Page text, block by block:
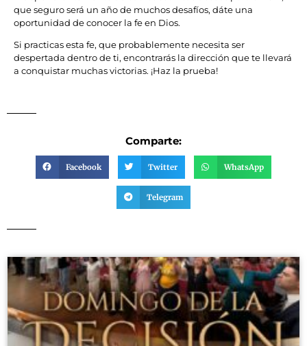
que seguro será un año de muchos desafíos, dáte una
oportunidad de conocer la fe en Dios.
Si practicas esta fe, que probablemente necesita ser
despertada dentro de ti, encontrarás la dirección que te llevará
a conquistar muchas victorias. ¡Haz la prueba!
Comparte:
Facebook Twitter WhatsApp
Telegram